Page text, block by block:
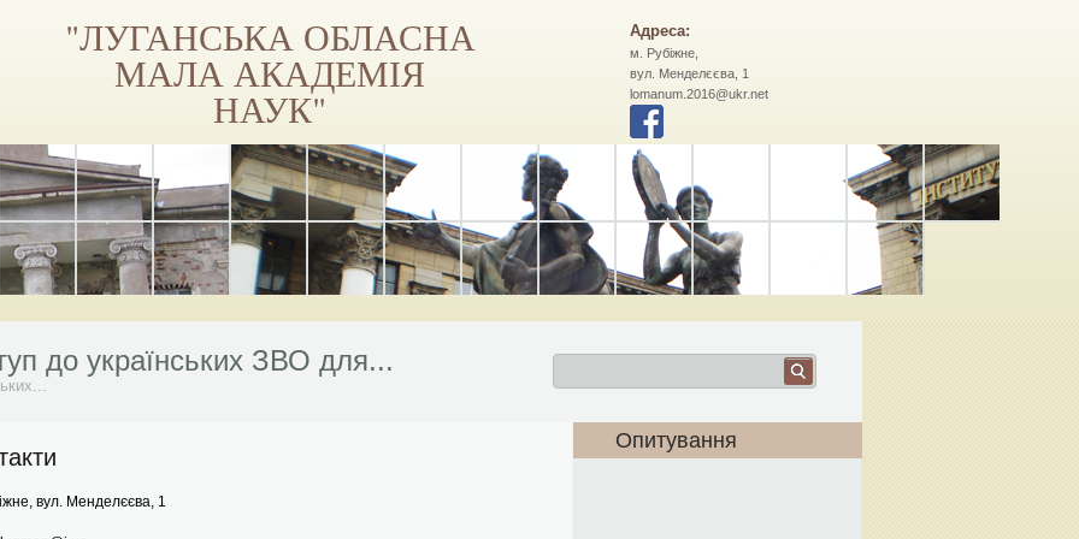
"ЛУГАНСЬКА ОБЛАСНА
МАЛА АКАДЕМІЯ
НАУК"
Адреса:
м. Рубіжне,
вул. Менделєєва, 1
lomanum.2016@ukr.net
до українських ЗВО для...
навчання
на Facebook
вул. Менделєєва, 1
Опитування